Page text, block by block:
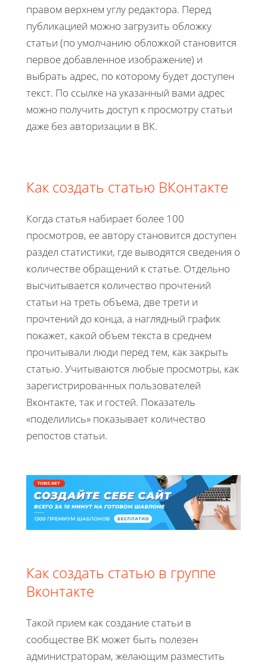
правом верхнем углу редактора. Перед
публикацией можно загрузить обложку
статьи (по умолчанию обложкой становится
первое добавленное изображение) и
выбрать адрес, по которому будет доступен
текст. По ссылке на указанный вами адрес
можно получить доступ к просмотру статьи
даже без авторизации в ВК.
Как создать статью ВКонтакте
Когда статья набирает более 100
просмотров, ее автору становится доступен
раздел статистики, где выводятся сведения о
количестве обращений к статье. Отдельно
высчитывается количество прочтений
статьи на треть объема, две трети и
прочтений до конца, а наглядный график
покажет, какой объем текста в среднем
прочитывали люди перед тем, как закрыть
статью. Учитываются любые просмотры, как
зарегистрированных пользователей
Вконтакте, так и гостей. Показатель
«поделились» показывает количество
репостов статьи.
Как создать статью в группе
Вконтакте
Такой прием как создание статьи в
сообществе ВК может быть полезен
администраторам, желающим разместить